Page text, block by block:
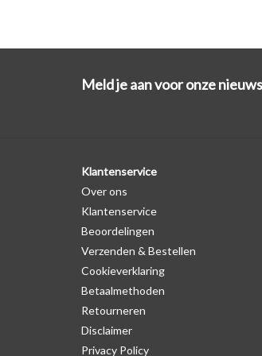
Meld je aan voor onze
Klantenservice
Over ons
Klantenservice
Beoordelingen
Verzenden & Bestellen
Cookieverklaring
Betaalmethoden
Retourneren
Disclaimer
Privacy Policy